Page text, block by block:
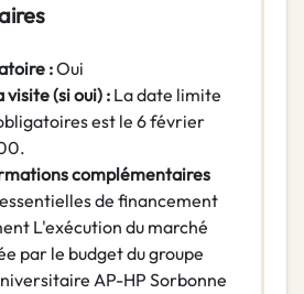
:Oui
visite (si oui) : La date limite
est le 6 février
complémentaires
de financement
L'exécution du marché
par le budget du groupe
AP-HP Sorbonne